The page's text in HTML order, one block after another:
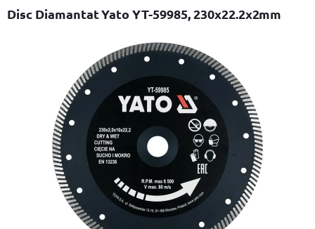
Disc Diamantat Yato YT-59985, 230x22.2x2mm